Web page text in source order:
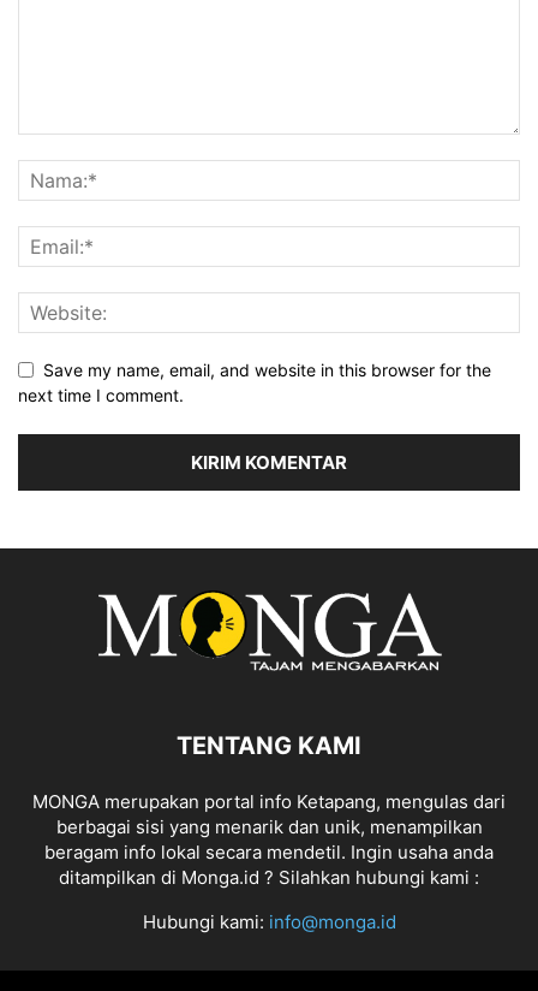
Save my name, email, and website in this browser for the
next time I comment.
TENTANG KAMI
MONGA merupakan portal info Ketapang, mengulas dari
berbagai sisi yang menarik dan unik, menampilkan
beragam info lokal secara mendetil. Ingin usaha anda
ditampilkan di Monga.id ? Silahkan hubungi kami :
Hubungi kami: info@monga.id